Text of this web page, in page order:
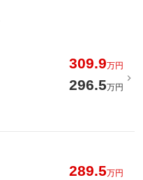
309.9万円
296.5万円
289.5万円